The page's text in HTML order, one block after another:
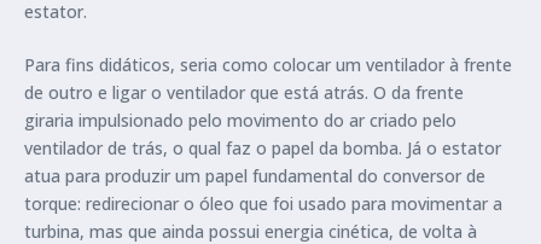
estator.
Para fins didáticos, seria como colocar um ventilador à frente
de outro e ligar o ventilador que está atrás. O da frente
giraria impulsionado pelo movimento do ar criado pelo
ventilador de trás, o qual faz o papel da bomba. Já o estator
atua para produzir um papel fundamental do conversor de
torque: redirecionar o óleo que foi usado para movimentar a
turbina, mas que ainda possui energia cinética, de volta à